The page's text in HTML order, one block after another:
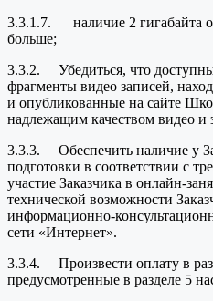
3.3.1.7. наличие 2 гигабайта
больше;
3.3.2. Убедиться, что
фрагменты видео записей,
и опубликованные на сайте
надлежащим качеством видео и
3.3.3. Обеспечить наличие у
подготовки в соответствии с
участие Заказчика в онлайн-
технической возможности
информационно-
сети «Интернет».
3.3.4. Произвести оплату в
предусмотренные в разделе 5